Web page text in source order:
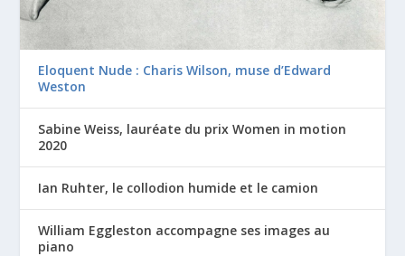
Eloquent Nude : Charis Wilson, muse d’Edward
Weston
Sabine Weiss, lauréate du prix Women in motion
2020
Ian Ruhter, le collodion humide et le camion
William Eggleston accompagne ses images au
piano